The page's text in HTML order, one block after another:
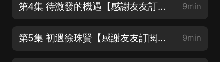
第4集 待激發的機遇【感謝友友訂閱，轉發，五星好評】片尾有彩蛋哦 9min
第5集 初遇徐珠賢【感謝友友訂閱，轉發，五星好評】片尾有彩蛋哦 9min